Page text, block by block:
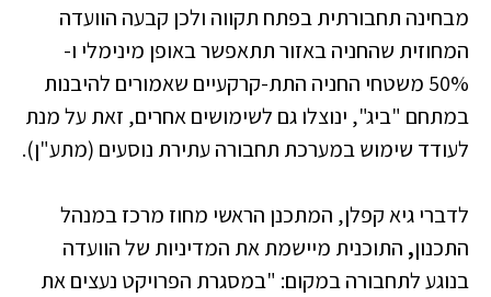
מבחינה תחבורתית בפתח תקווה ולכן קבעה הוועדה
המחוזית שהחניה באזור תתאפשר באופן מינימלי ו-
50% משטחי החניה התת-קרקעיים שאמורים להיבנות
במתחם "ביג", ינוצלו גם לשימושים אחרים, זאת על מנת
לעודד שימוש במערכת תחבורה עתירת נוסעים (מתע"ן).
לדברי גיא קפלן, המתכנן הראשי מחוז מרכז במנהל
התכנון, התוכנית מיישמת את המדיניות של הוועדה
בנוגע לתחבורה במקום: "במסגרת הפרויקט נעצים את